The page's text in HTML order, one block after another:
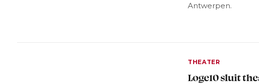
Antwerpen.
THEATER
Loge10 sluit